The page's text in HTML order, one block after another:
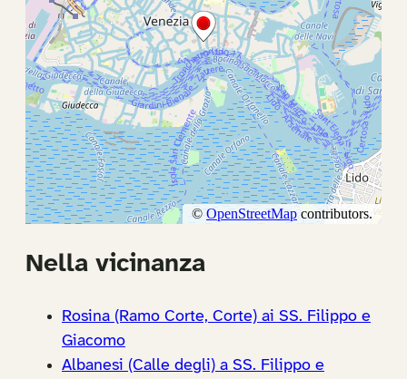
Nella vicinanza
Rosina (Ramo Corte, Corte) ai SS. Filippo e
Giacomo
Albanesi (Calle degli) a SS. Filippo e